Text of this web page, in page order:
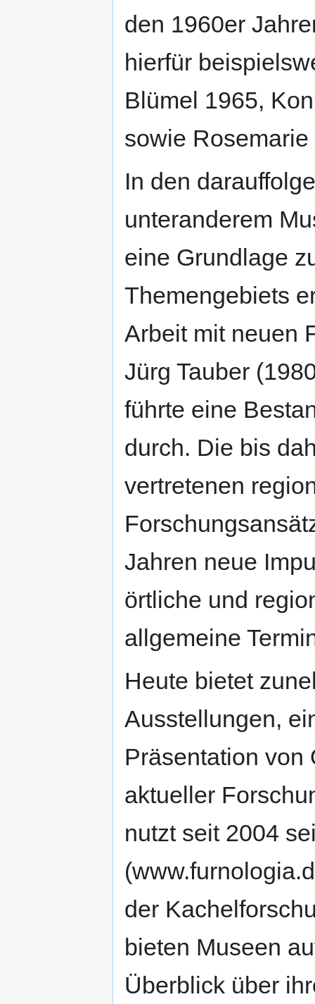
den 1960er
hierfür
Blümel 1965,
sowie
In den
unteranderem
eine Grundlage
Themengebiets
Arbeit mit neuen
Jürg Tauber
führte eine
durch. Die bis
vertretenen
Jahren neue
örtliche und
allgemeine
Heute bietet
Ausstellungen,
Präsentation von
aktueller
nutzt seit 2004
der
bieten Museen
Überblick über